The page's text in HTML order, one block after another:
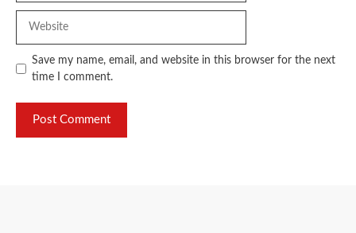
Save my name, email, and website in this browser for the next
time I comment.